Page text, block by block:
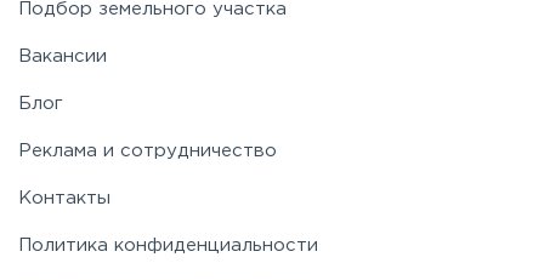
Подбор земельного участка
Вакансии
Блог
Реклама и сотрудничество
Контакты
Политика конфиденциальности